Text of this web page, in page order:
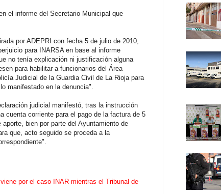
el informe del Secretario Municipal que
por ADEPRI con fecha 5 de julio de 2010,
para INARSA en base al informe
no tenía explicación ni justificación alguna
para habilitar a funcionarios del Área
Judicial de la Guardia Civil de La Rioja para
manifestado en la denuncia".
judicial manifestó, tras la instrucción
cuenta corriente para el pago de la factura de 5
bien por parte del Ayuntamiento de
que, acto seguido se proceda a la
por el caso INAR mientras el Tribunal de